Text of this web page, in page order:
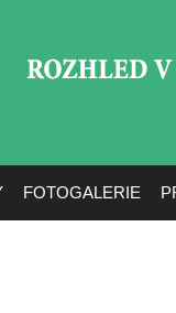
FOTOGALERIE